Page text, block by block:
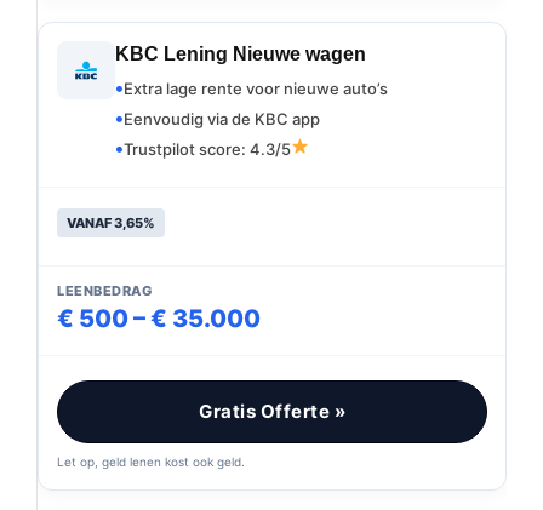
KBC Lening Nieuwe wagen
Extra lage rente voor nieuwe auto’s
Eenvoudig via de KBC app
Trustpilot score: 4.3/5
VANAF 3,65%
LEENBEDRAG
€ 500 – € 35.000
Gratis Offerte »
Let op, geld lenen kost ook geld.